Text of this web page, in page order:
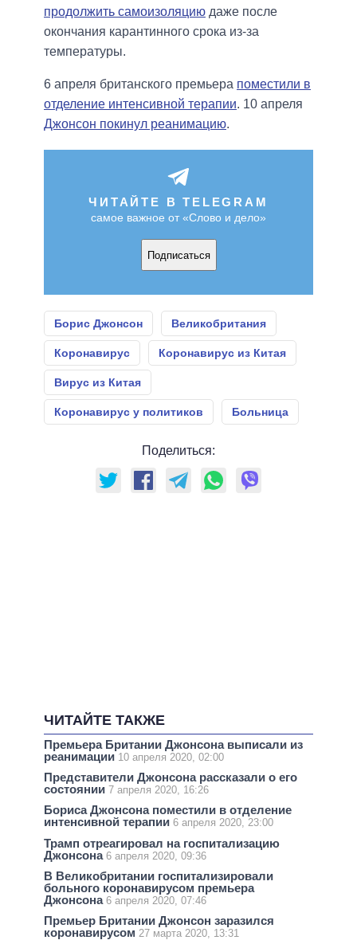
продолжить самоизоляцию даже после
окончания карантинного срока из-за
температуры.
6 апреля британского премьера поместили в
отделение интенсивной терапии. 10 апреля
Джонсон покинул реанимацию.
ЧИТАЙТЕ В TELEGRAM
самое важное от «Слово и дело»
Подписаться
Борис Джонсон Великобритания
Коронавирус Коронавирус из Китая
Вирус из Китая
Коронавирус у политиков Больница
Поделиться:
ЧИТАЙТЕ ТАКЖЕ
Премьера Британии Джонсона выписали из
реанимации 10 апреля 2020, 02:00
Представители Джонсона рассказали о его
состоянии 7 апреля 2020, 16:26
Бориса Джонсона поместили в отделение
интенсивной терапии 6 апреля 2020, 23:00
Трамп отреагировал на госпитализацию
Джонсона 6 апреля 2020, 09:36
В Великобритании госпитализировали
больного коронавирусом премьера
Джонсона 6 апреля 2020, 07:46
Премьер Британии Джонсон заразился
коронавирусом 27 марта 2020, 13:31